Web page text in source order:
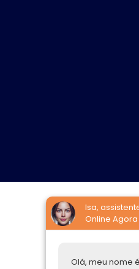
Isa,
Online Agora
Olá, meu nome
Construtoras